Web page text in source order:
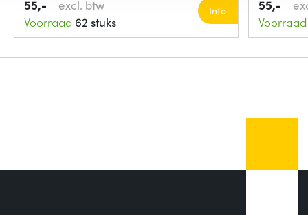
55,-
excl. btw
Voorraad 62 stuks
Info 55,-
Voorraad